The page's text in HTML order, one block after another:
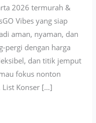
2026 termurah &
Vibes yang siap
aman, nyaman, dan
pergi dengan harga
dan titik jemput
fokus nonton
List Konser […]